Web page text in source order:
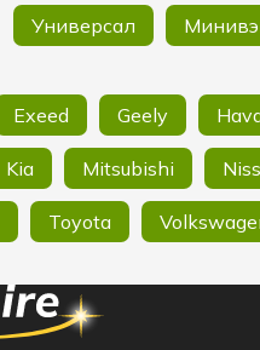
Универсал
Exeed Geely
Kia Mitsubishi
Toyota